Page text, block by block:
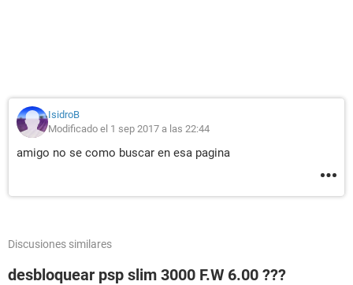
IsidroB
Modificado el 1 sep 2017 a las 22:44
amigo no se como buscar en esa pagina
Discusiones similares
desbloquear psp slim 3000 F.W 6.00 ???